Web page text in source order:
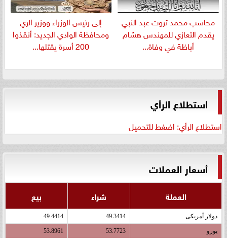
​محاسب محمد ثروت عبد النبي
يقدم التعازي للمهندس هشام
أباظة في وفاة...
إلى رئيس الوزراء ووزير الري
ومحافظة الوادي الجديد: أنقذوا
200 أسرة يقتلها...
استطلاع الرأي
استطلاع الرأي: اضغط للتحميل
أسعار العملات
العملة شراء بيع
دولار أمريكى 49.3414
49.4414
يورو 53.7723
53.8961